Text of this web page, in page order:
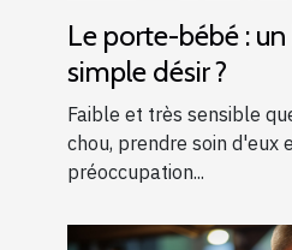
Le porte-bébé :
simple désir ?
Faible et très sensible
chou, prendre soin d'eux
préoccupation...